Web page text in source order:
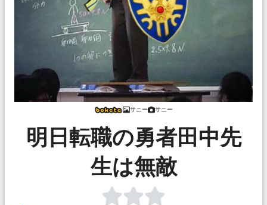
サニー サニー
明日転職の勇者田中先
生は無敵